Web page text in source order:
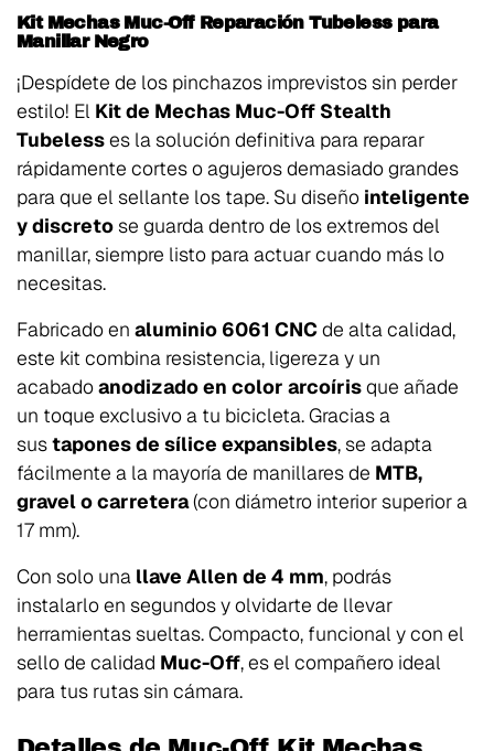
Kit Mechas Muc-Off Reparación Tubeless para
Manillar Negro
¡Despídete de los pinchazos imprevistos sin perder
estilo! El Kit de Mechas Muc-Off Stealth
Tubelesses la solución definitiva para reparar
rápidamente cortes o agujeros demasiado grandes
para que el sellante los tape. Su diseño inteligente
y discreto se guarda dentro de los extremos del
manillar, siempre listo para actuar cuando más lo
necesitas.
Fabricado en aluminio 6061 CNCde alta calidad,
este kit combina resistencia, ligereza y un
acabadoanodizado en color arcoírisque añade
un toque exclusivo a tu bicicleta. Gracias a
sustapones de sílice expansibles, se adapta
fácilmente a la mayoría de manillares de MTB,
gravel o carretera(con diámetro interior superior a
17 mm).
Con solo una llave Allen de 4 mm, podrás
instalarlo en segundos y olvidarte de llevar
herramientas sueltas. Compacto, funcional y con el
sello de calidad Muc-Off, es el compañero ideal
para tus rutas sin cámara.